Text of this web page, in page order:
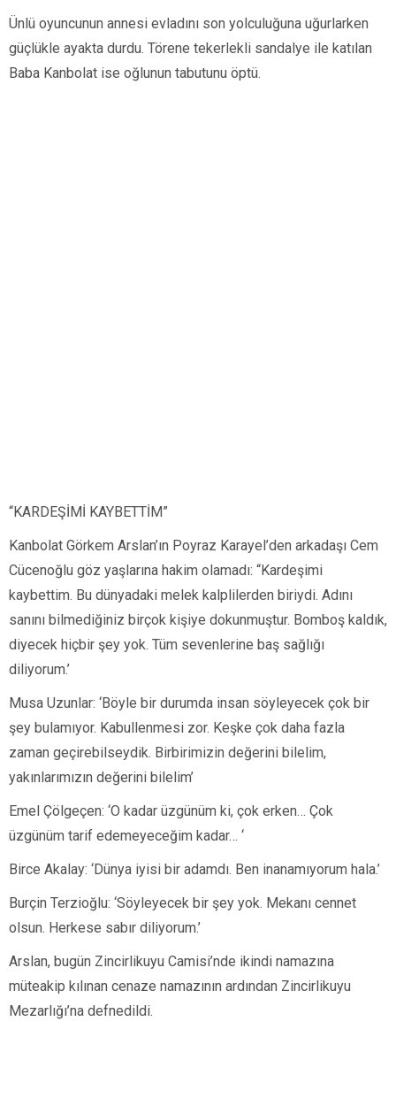
Ünlü oyuncunun annesi evladını son yolculuğuna uğurlarken
güçlükle ayakta durdu. Törene tekerlekli sandalye ile katılan
Baba Kanbolat ise oğlunun tabutunu öptü.
“KARDEŞİMİ KAYBETTİM”
Kanbolat Görkem Arslan’ın Poyraz Karayel’den arkadaşı Cem
Cücenoğlu göz yaşlarına hakim olamadı: “Kardeşimi
kaybettim. Bu dünyadaki melek kalplilerden biriydi. Adını
sanını bilmediğiniz birçok kişiye dokunmuştur. Bomboş kaldık,
diyecek hiçbir şey yok. Tüm sevenlerine baş sağlığı
diliyorum.’
Musa Uzunlar: ‘Böyle bir durumda insan söyleyecek çok bir
şey bulamıyor. Kabullenmesi zor. Keşke çok daha fazla
zaman geçirebilseydik. Birbirimizin değerini bilelim,
yakınlarımızın değerini bilelim’
Emel Çölgeçen: ‘O kadar üzgünüm ki, çok erken… Çok
üzgünüm tarif edemeyeceğim kadar… ‘
Birce Akalay: ‘Dünya iyisi bir adamdı. Ben inanamıyorum hala.’
Burçin Terzioğlu: ‘Söyleyecek bir şey yok. Mekanı cennet
olsun. Herkese sabır diliyorum.’
Arslan, bugün Zincirlikuyu Camisi’nde ikindi namazına
müteakip kılınan cenaze namazının ardından Zincirlikuyu
Mezarlığı’na defnedildi.